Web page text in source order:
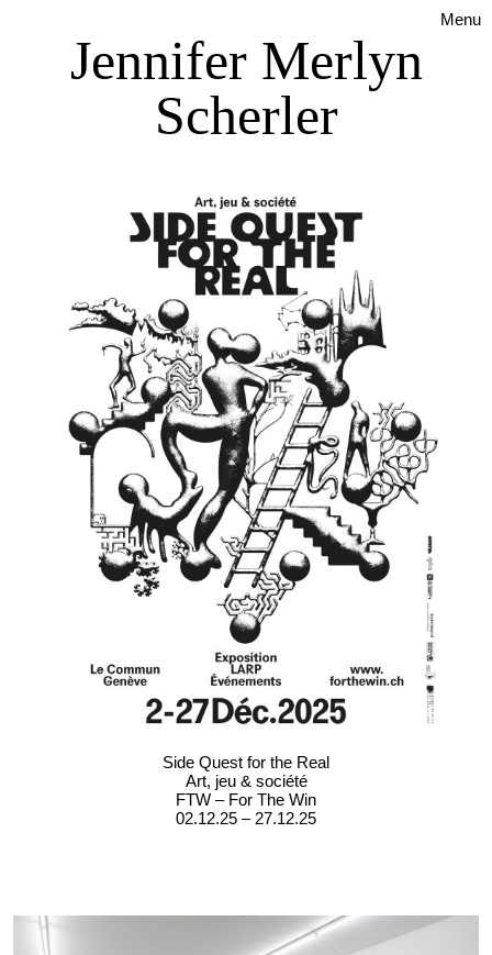
Menu
Jennifer Merlyn
Scherler
Side Quest for the Real
Art, jeu & société
FTW – For The Win
02.12.25 – 27.12.25